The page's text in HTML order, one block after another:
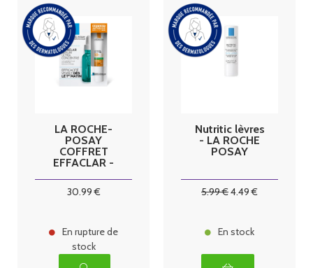
LA ROCHE-
POSAY
COFFRET
EFFACLAR -
Micro Peeling
UVMUNE 400
30.99€
En rupture de
stock
Nutritic lèvres
- LA ROCHE
POSAY
5.99€4.49 €
En stock